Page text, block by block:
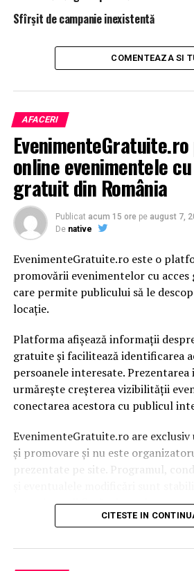
Sfîrșit de campanie inexistentă
COMENTEAZA SI
AFACERI
EvenimenteGratuite.ro
online evenimentele
gratuit din România
Publicat acum 15 ore pe august 7,
De native
EvenimenteGratuite.ro este o
promovării evenimentelor cu
care permite publicului să le
locație.
Platforma afișează informații
gratuite și facilitează identificarea
persoanele interesate.
urmărește creșterea vizibilității
conectarea acestora cu publicul
EvenimenteGratuite.ro are
și promovare și nu este
prezentate pe site. Programul,
organizatorii fiecărui eveniment.
înainte de participare.
CITESTE IN